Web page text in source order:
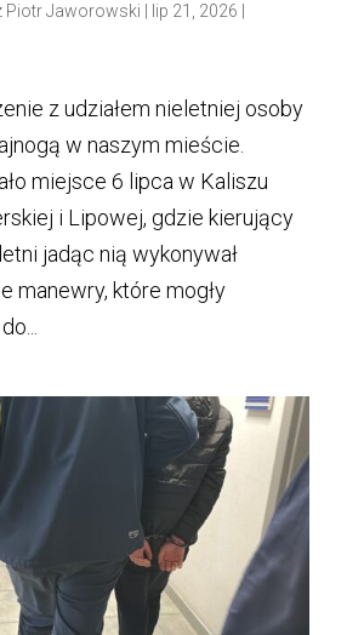
Piotr Jaworowski lip 21, 2026
z udziałem nieletniej osoby
w naszym mieście.
miejsce 6 lipca w Kaliszu
i Lipowej, gdzie kierujący
jadąc nią wykonywał
manewry, które mogły